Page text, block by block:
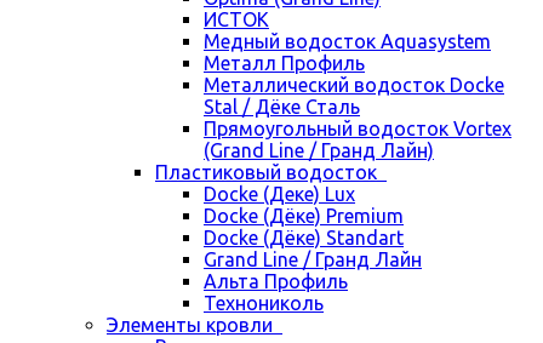
ИСТОК
Медный водосток Aquasystem
Металл Профиль
Металлический водосток Docke
Stal / Дёке Сталь
Прямоугольный водосток Vortex
(Grand Line / Гранд Лайн)
Пластиковый водосток
Docke (Деке) Lux
Docke (Дёке) Premium
Docke (Дёке) Standart
Grand Line / Гранд Лайн
Альта Профиль
Технониколь
Элементы кровли